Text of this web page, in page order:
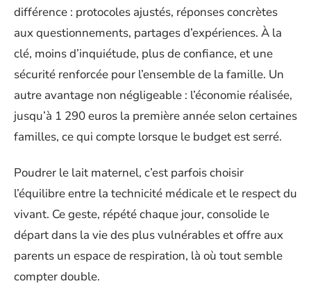
différence : protocoles ajustés, réponses concrètes
aux questionnements, partages d’expériences. À la
clé, moins d’inquiétude, plus de confiance, et une
sécurité renforcée pour l’ensemble de la famille. Un
autre avantage non négligeable : l’économie réalisée,
jusqu’à 1 290 euros la première année selon certaines
familles, ce qui compte lorsque le budget est serré.
Poudrer le lait maternel, c’est parfois choisir
l’équilibre entre la technicité médicale et le respect du
vivant. Ce geste, répété chaque jour, consolide le
départ dans la vie des plus vulnérables et offre aux
parents un espace de respiration, là où tout semble
compter double.